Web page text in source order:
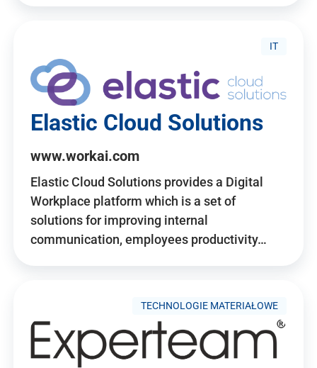
IT
Elastic Cloud Solutions
www.workai.com
Elastic Cloud Solutions provides a Digital
Workplace platform which is a set of
solutions for improving internal
communication, employees productivity…
TECHNOLOGIE MATERIAŁOWE